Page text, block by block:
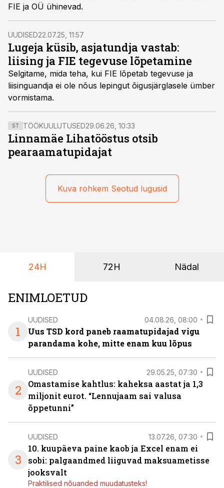
FIE ja OÜ ühinevad.
UUDISED22.07.25, 11:57
Lugeja küsib, asjatundja vastab:
liising ja FIE tegevuse lõpetamine
Selgitame, mida teha, kui FIE lõpetab tegevuse ja
liisinguandja ei ole nõus lepingut õigusjärglasele ümber
vormistama.
ST TÖÖKUULUTUSED29.06.26, 10:33
Linnamäe Lihatööstus otsib
pearaamatupidajat
Kuva rohkem Seotud lugusid
24H 72H Nädal
ENIMLOETUD
1
UUDISED 04.08.26, 08:00
Uus TSD kord paneb raamatupidajad vigu
parandama kohe, mitte enam kuu lõpus
2
UUDISED 29.05.25, 07:30
Omastamise kahtlus: kaheksa aastat ja 1,3
miljonit eurot. “Lennujaam sai valusa
õppetunni”
3
UUDISED 13.07.26, 07:30
10. kuupäeva paine kaob ja Excel enam ei
sobi: palgaandmed liiguvad maksuametisse
jooksvalt
Praktilised nõuanded muudatusteks!